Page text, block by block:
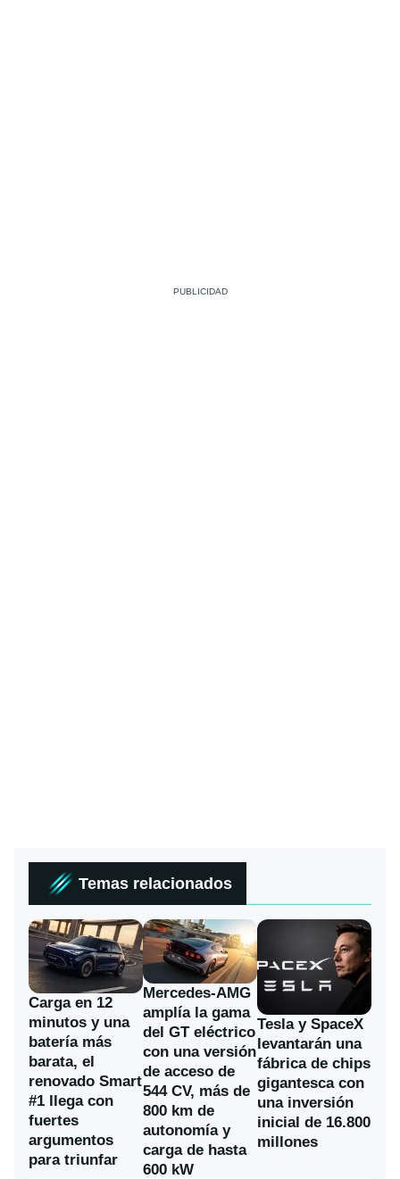
Temas relacionados
Carga en 12
minutos y una
batería más
barata, el
renovado Smart
#1 llega con
fuertes
argumentos
para triunfar
Mercedes-AMG
amplía la gama
del GT eléctrico
con una versión
de acceso de
544 CV, más de
800 km de
autonomía y
carga de hasta
600 kW
Tesla y SpaceX
levantarán una
fábrica de chips
gigantesca con
una inversión
inicial de 16.800
millones